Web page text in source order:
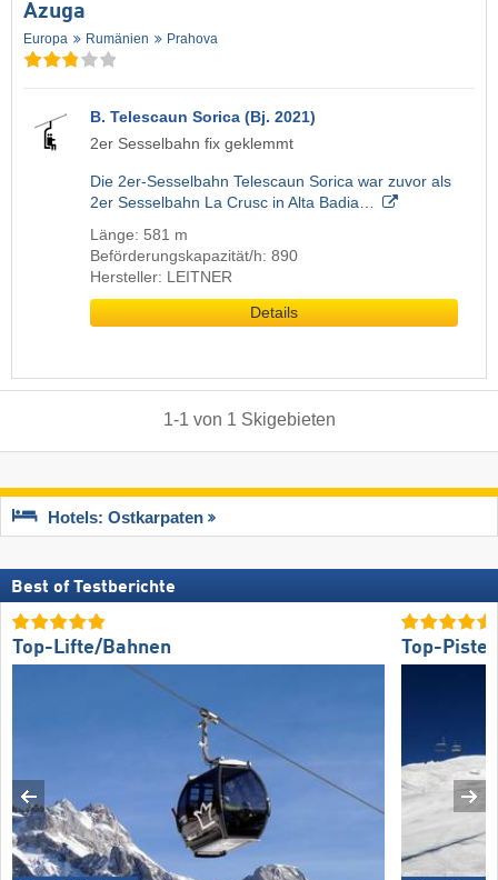
Azuga
Europa Rumänien Prahova
B. Telescaun Sorica (Bj. 2021)
2er Sesselbahn fix geklemmt
Die 2er-Sesselbahn Telescaun Sorica war zuvor als
2er Sesselbahn La Crusc in Alta Badia…
Länge: 581 m
Beförderungskapazität/h: 890
Hersteller: LEITNER
Details
1-1 von 1 Skigebieten
Hotels: Ostkarpaten
Best of Testberichte
Top-Lifte/Bahnen Top-